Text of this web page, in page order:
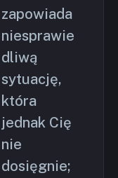
zapowiada
niesprawie
dliwą
sytuację,
która
jednak Cię
nie
dosięgnie;